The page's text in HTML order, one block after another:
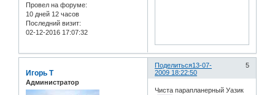
Провел на форуме:
10 дней 12 часов
Последний визит:
02-12-2016 17:07:32
Поделиться 5
13-07-
2009 18:22:50
Игорь Т
Администратор
Чиста парапланерный Уазик